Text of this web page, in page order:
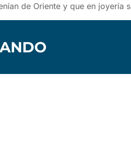
de Oriente y que en joyería